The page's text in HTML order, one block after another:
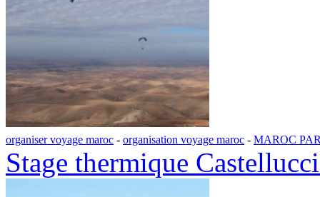
organiser voyage maroc - organisation voyage maroc - MAROC
Stage thermique